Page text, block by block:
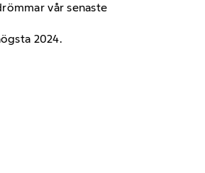
vår senaste
2024.